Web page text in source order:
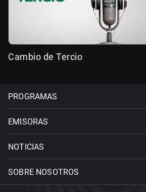
Cambio de Tercio
PROGRAMAS
EMISORAS
NOTICIAS
SOBRE NOSOTROS